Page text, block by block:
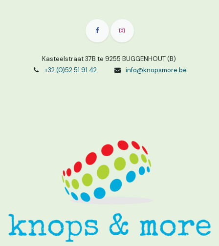
Kasteelstraat 37B te 9255 BUGGENHOUT (B)
+32 (0)52 51 91 42
info@knopsmore.be